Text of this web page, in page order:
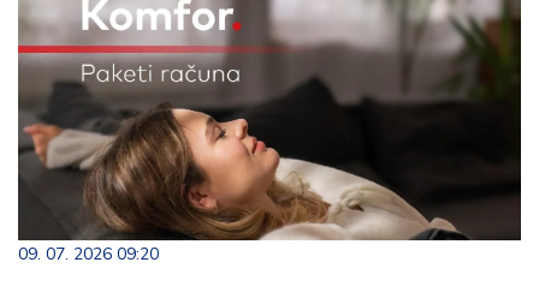
09. 07. 2026 09:20